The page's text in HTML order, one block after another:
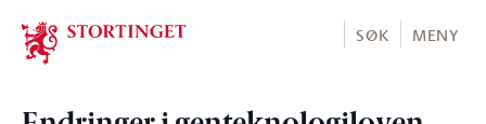
Stortinget.no
SØK MENY